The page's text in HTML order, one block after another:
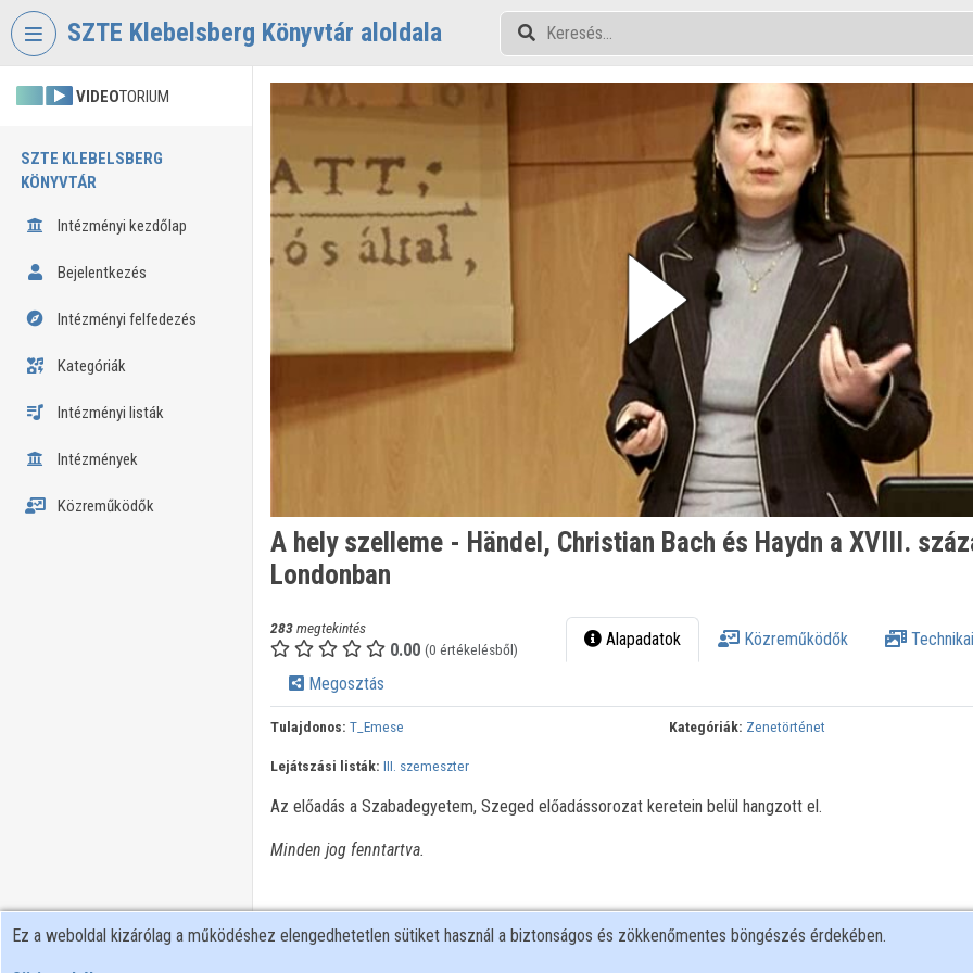
Fejléc kihagyása
SZTE Klebelsberg Könyvtár aloldala
VIDEOTORIUM
SZTE KLEBELSBERG
KÖNYVTÁR
Intézményi kezdőlap
Bejelentkezés
Intézményi felfedezés
Kategóriák
Intézményi listák
Intézmények
Közreműködők
A hely szelleme - Händel, Christian Bach és Haydn a XVIII.
Londonban
283megtekintés
0.00 (0 értékelésből) Alapadatok Közreműködők
Megosztás
Tulajdonos: T_Emese Kategóriák: Zenetörténet
Lejátszási listák: III. szemeszter
Az előadás a Szabadegyetem, Szeged előadássorozat keretein belül hangzott el.
Minden jog fenntartva.
Ez a weboldal kizárólag a működéshez elengedhetetlen sütiket használ a biztonságos és zökkenőmentes böngészés érdekében.